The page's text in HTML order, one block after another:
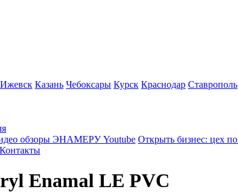
Ижевск Казань Чебоксары Курск Краснодар Ставрополь
обзоры ЭНАМЕРУ Youtube Открыть бизнес: цех
Контакты
Enamal LE PVC